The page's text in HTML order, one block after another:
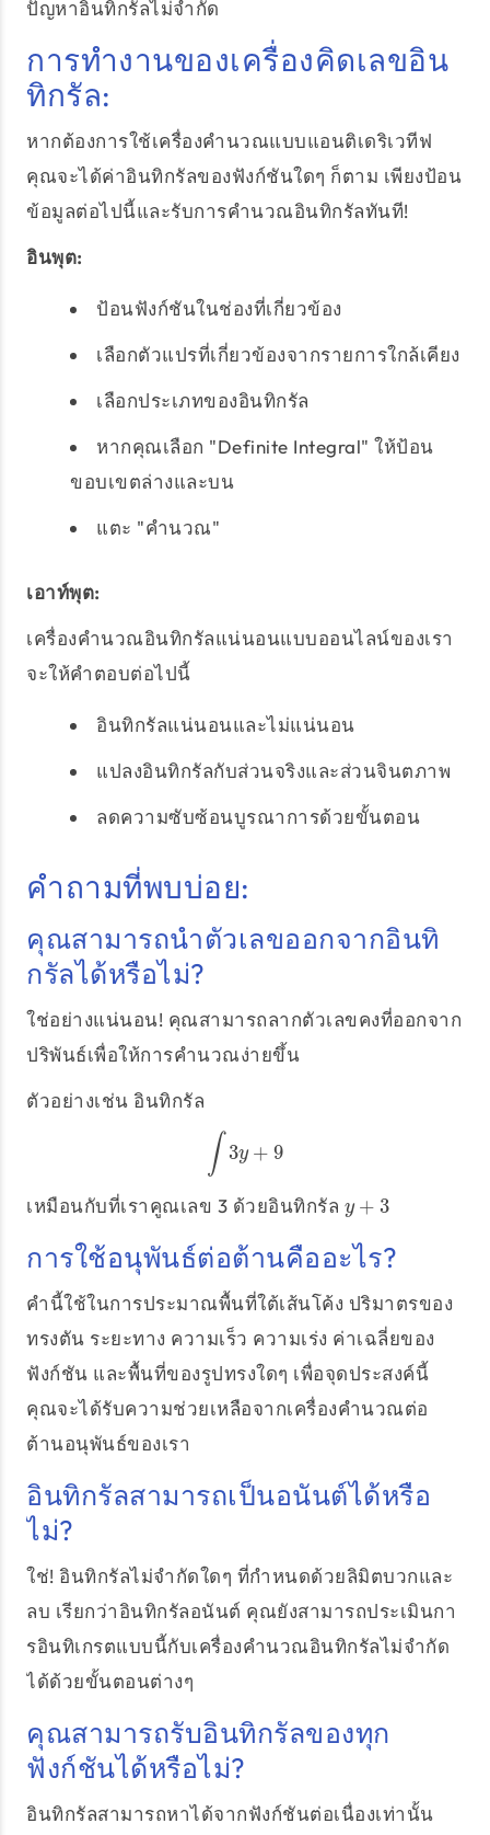
ปัญหาอินทิกรัลไม่จำกัด
การทำงานของเครื่องคิดเลขอิน
ทิกรัล:
หากต้องการใช้เครื่องคำนวณแบบแอนติเดริเวทีฟ
คุณจะได้ค่าอินทิกรัลของฟังก์ชันใดๆ ก็ตาม เพียงป้อน
ข้อมูลต่อไปนี้และรับการคำนวณอินทิกรัลทันที!
อินพุต:
ป้อนฟังก์ชันในช่องที่เกี่ยวข้อง
เลือกตัวแปรที่เกี่ยวข้องจากรายการใกล้เคียง
เลือกประเภทของอินทิกรัล
หากคุณเลือก "Definite Integral" ให้ป้อน
ขอบเขตล่างและบน
แตะ "คำนวณ"
เอาท์พุต:
เครื่องคำนวณอินทิกรัลแน่นอนแบบออนไลน์ของเรา
จะให้คำตอบต่อไปนี้
อินทิกรัลแน่นอนและไม่แน่นอน
แปลงอินทิกรัลกับส่วนจริงและส่วนจินตภาพ
ลดความซับซ้อนบูรณาการด้วยขั้นตอน
คำถามที่พบบ่อย:
คุณสามารถนำตัวเลขออกจากอินทิ
กรัลได้หรือไม่?
ใช่อย่างแน่นอน! คุณสามารถลากตัวเลขคงที่ออกจาก
ปริพันธ์เพื่อให้การคำนวณง่ายขึ้น
ตัวอย่างเช่น อินทิกรัล
∫ 3y + 9
3y+9
เหมือนกับที่เราคูณเลข 3 ด้วยอินทิกรัล y + 3
y+3
การใช้อนุพันธ์ต่อต้านคืออะไร?
คำนี้ใช้ในการประมาณพื้นที่ใต้เส้นโค้ง ปริมาตรของ
ทรงตัน ระยะทาง ความเร็ว ความเร่ง ค่าเฉลี่ยของ
ฟังก์ชัน และพื้นที่ของรูปทรงใดๆ เพื่อจุดประสงค์นี้
คุณจะได้รับความช่วยเหลือจากเครื่องคำนวณต่อ
ต้านอนุพันธ์ของเรา
อินทิกรัลสามารถเป็นอนันต์ได้หรือ
ไม่?
ใช่! อินทิกรัลไม่จำกัดใดๆ ที่กำหนดด้วยลิมิตบวกและ
ลบ เรียกว่าอินทิกรัลอนันต์ คุณยังสามารถประเมินกา
รอินทิเกรตแบบนี้กับเครื่องคำนวณอินทิกรัลไม่จำกัด
ได้ด้วยขั้นตอนต่างๆ
คุณสามารถรับอินทิกรัลของทุก
ฟังก์ชันได้หรือไม่?
อินทิกรัลสามารถหาได้จากฟังก์ชันต่อเนื่องเท่านั้น